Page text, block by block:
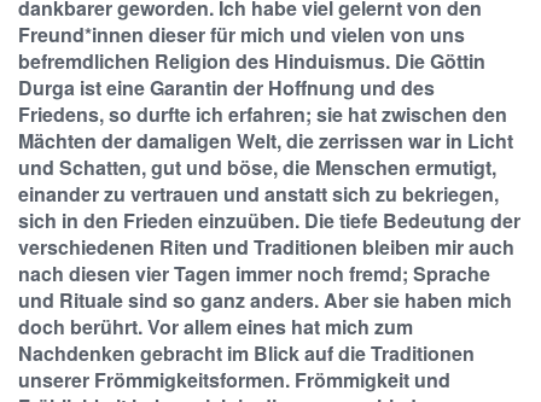
dankbarer geworden. Ich habe viel gelernt von den
Freund*innen dieser für mich und vielen von uns
befremdlichen Religion des Hinduismus. Die Göttin
Durga ist eine Garantin der Hoffnung und des
Friedens, so durfte ich erfahren; sie hat zwischen den
Mächten der damaligen Welt, die zerrissen war in Licht
und Schatten, gut und böse, die Menschen ermutigt,
einander zu vertrauen und anstatt sich zu bekriegen,
sich in den Frieden einzuüben. Die tiefe Bedeutung der
verschiedenen Riten und Traditionen bleiben mir auch
nach diesen vier Tagen immer noch fremd; Sprache
und Rituale sind so ganz anders. Aber sie haben mich
doch berührt. Vor allem eines hat mich zum
Nachdenken gebracht im Blick auf die Traditionen
unserer Frömmigkeitsformen. Frömmigkeit und